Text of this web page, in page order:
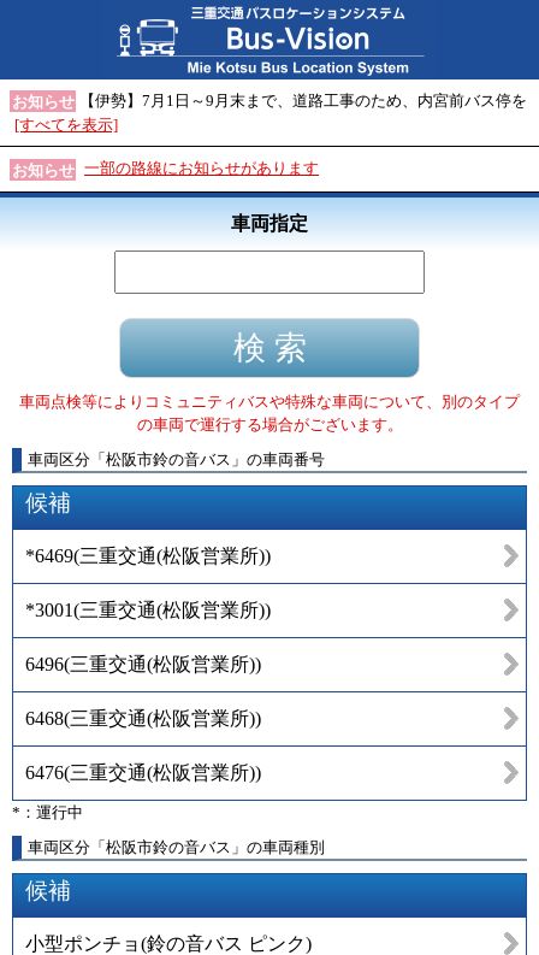
お知らせ
【伊勢】7月1日～9月末まで、道路工事のため、内宮前バス停を
[すべてを表示]
お知らせ 一部の路線にお知らせがあります
車両指定
車両点検等によりコミュニティバスや特殊な車両について、別のタイプ
の車両で運行する場合がございます。
車両区分 「 松阪市鈴の音バス 」 の車両番号
候補
*6469(三重交通(松阪営業所))
*3001(三重交通(松阪営業所))
6496(三重交通(松阪営業所))
6468(三重交通(松阪営業所))
6476(三重交通(松阪営業所))
*：運行中
車両区分「松阪市鈴の音バス」の車両種別
候補
小型ポンチョ(鈴の音バス ピンク)